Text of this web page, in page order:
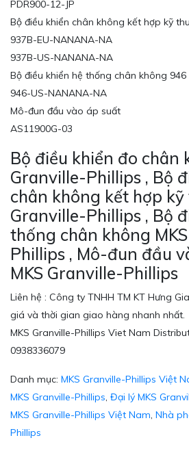
PDR900-12-JP
Bộ điều khiển chân không kết hợp kỹ
937B-EU-NANANA-NA
937B-US-NANANA-NA
Bộ điều khiển hệ thống chân không 946
946-US-NANANA-NA
Mô-đun đầu vào áp suất
AS11900G-03
Bộ điều khiển đo chân
Granville-Phillips , Bộ
chân không kết hợp kỹ
Granville-Phillips , Bộ
thống chân không
Phillips , Mô-đun đầu
MKS Granville-Phillips
Liên hệ : Công ty TNHH TM KT Hưng
giá và thời gian giao hàng nhanh nhất.
MKS Granville-Phillips Viet Nam
0938336079
Danh mục: MKS Granville-Phillips Việt
MKS Granville-Phillips, Đại lý MKS
MKS Granville-Phillips Việt Nam, Nhà
Phillips